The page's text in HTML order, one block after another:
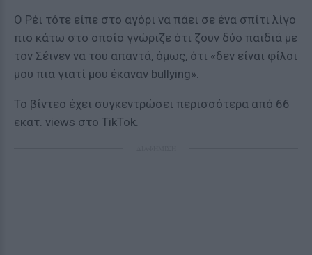
Ο Ρέι τότε είπε στο αγόρι να πάει σε ένα σπίτι λίγο
πιο κάτω στο οποίο γνώριζε ότι ζουν δύο παιδιά με
τον Σέινεν να του απαντά, όμως, ότι «δεν είναι φίλοι
μου πια γιατί μου έκαναν bullying».
Το βίντεο έχει συγκεντρώσει περισσότερα από 66
εκατ. views στο TikTok.